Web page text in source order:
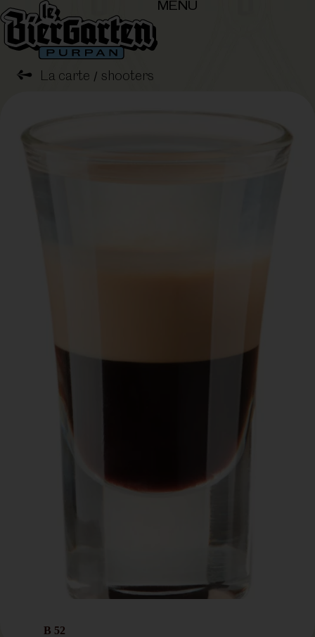
MENU
➺ La carte / shooters
B 52